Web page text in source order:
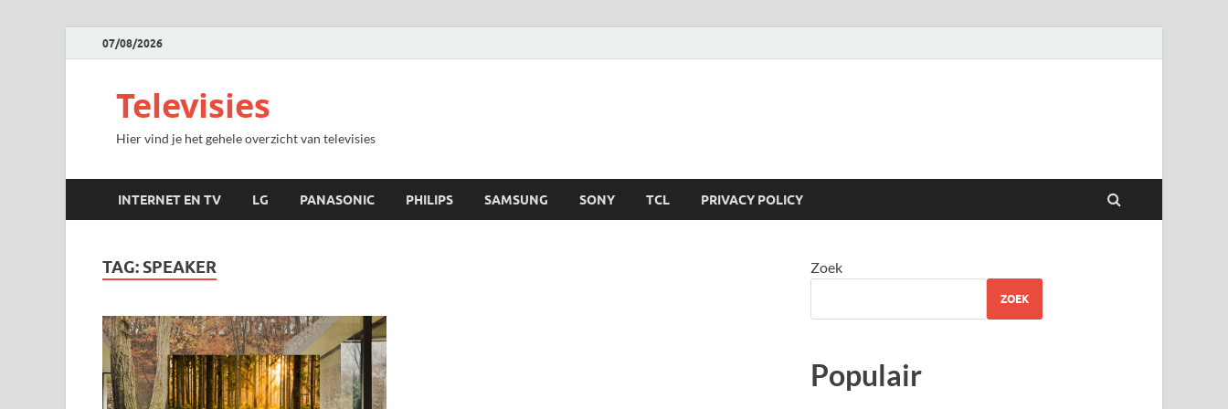
07/08/2026
Televisies
Hier vind je het gehele overzicht van televisies
INTERNET EN TV LG PANASONIC PHILIPS SAMSUNG SONY TCL PRIVACY POLICY
TAG: SPEAKER Zoek
ZOEK
Populair